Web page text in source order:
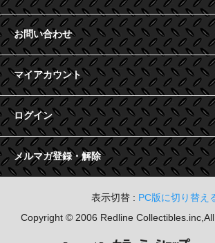
お問い合わせ
マイアカウント
ログイン
メルマガ登録・解除
表示切替 : PC版に切り替え
Copyright © 2006 Redline